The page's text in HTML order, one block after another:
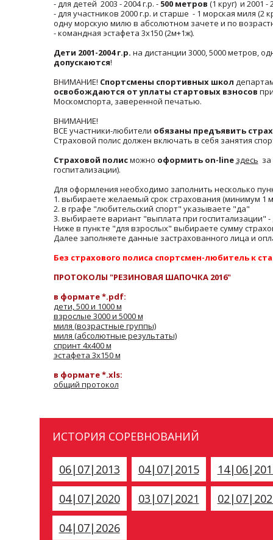
- для детей 2003 - 2004 г.р. - 500 метров (1 круг) и 2001 -
- для участников 2000 г.р. и старше - 1 морская миля
одну морскую милю в абсолютном зачете и по
- командная эстафета 3х150 (2м+1ж).
Дети 2001-2004 г.р. на дистанции 3000, 5000 метров,
допускаются!
ВНИМАНИЕ! Спортсмены спортивных школ
освобождаются от уплаты стартовых взносов
Москомспорта, заверенной печатью.
ВНИМАНИЕ!
ВСЕ участники-любители обязаны предъявить
Страховой полис должен включать в себя занятия
Страховой полисможно оформить on-line здесь
госпитализации).
Для оформления необходимо заполнить несколько
1. выбираете желаемый срок страхования (минимум 1
2. в графе "любительский спорт" указываете "да"
3. выбираете вариант "выплата при госпитализации" -
Ниже в пункте "для взрослых" выбираете сумму
Далее заполняете данные застрахованного лица и
Без страхового полиса спортсмен-любитель к
ПРОТОКОЛЫ "РЕЗИНОВАЯ ШАПОЧКА 2016"
в формате *.pdf:
дети, 500 и 1000 м
взрослые 3000 и 5000 м
миля (возрастные группы)
миля (абсолютные результаты)
спринт 4х400 м
эстафета 3х150 м
в формате *.xls:
общий протокол
ИСТОРИЯ СОРЕВНОВАНИЙ
06|07|2013 04|07|2015
04|07|2020
03|07|2021
04|07|2026